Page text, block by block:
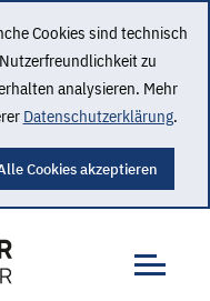
Cookies sind technisch
zu
analysieren. Mehr
Datenschutzerklärung.
Cookies akzeptieren